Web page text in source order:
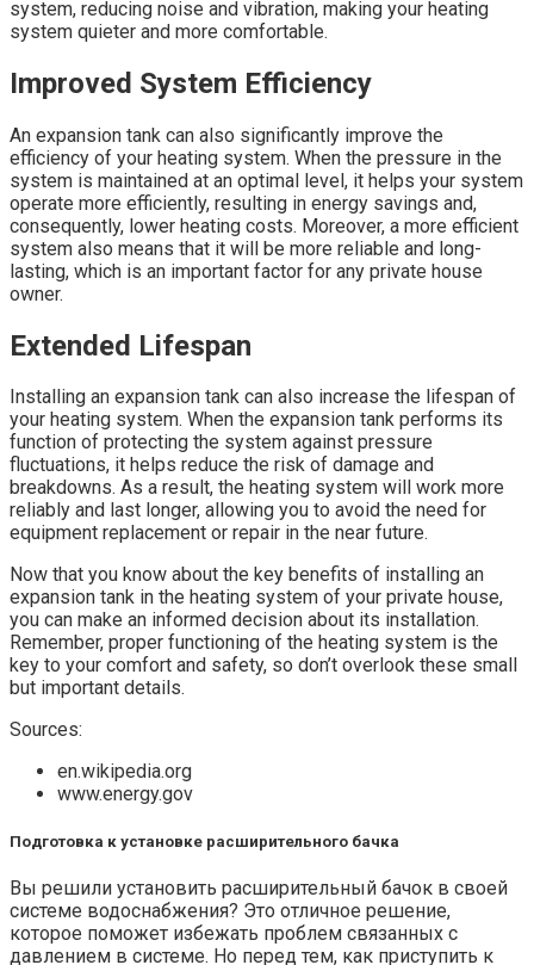
system, reducing noise and vibration, making your heating
system quieter and more comfortable.
Improved System Efficiency
An expansion tank can also significantly improve the
efficiency of your heating system. When the pressure in the
system is maintained at an optimal level, it helps your system
operate more efficiently, resulting in energy savings and,
consequently, lower heating costs. Moreover, a more efficient
system also means that it will be more reliable and long-
lasting, which is an important factor for any private house
owner.
Extended Lifespan
Installing an expansion tank can also increase the lifespan of
your heating system. When the expansion tank performs its
function of protecting the system against pressure
fluctuations, it helps reduce the risk of damage and
breakdowns. As a result, the heating system will work more
reliably and last longer, allowing you to avoid the need for
equipment replacement or repair in the near future.
Now that you know about the key benefits of installing an
expansion tank in the heating system of your private house,
you can make an informed decision about its installation.
Remember, proper functioning of the heating system is the
key to your comfort and safety, so don’t overlook these small
but important details.
Sources:
en.wikipedia.org
www.energy.gov
Подготовка к установке расширительного бачка
Вы решили установить расширительный бачок в своей
системе водоснабжения? Это отличное решение,
которое поможет избежать проблем связанных с
давлением в системе. Но перед тем, как приступить к